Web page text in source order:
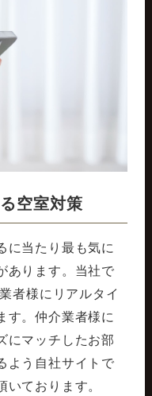
空室対策
に当たり最も気に
あります。当社で
者様にリアルタイ
す。仲介業者様に
にマッチしたお部
よう自社サイトで
ております。